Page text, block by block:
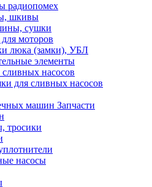
радиопомех
шкивы
сушки
моторов
люка (замки), УБЛ
элементы
насосов
для сливных насосов
Запчасти
тросики
насосы